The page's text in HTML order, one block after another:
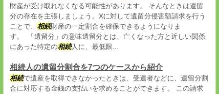
財産が受け取れなくなる可能性があります。 そんなときは遺留
分の存在を主張しましょう。Xに対して遺留分侵害額請求を行う
ことで、 相続財産の一定割合を確保できるようになりま
す。 「遺留分」の意味遺留分とは、亡くなった方と近しい関係
にあった特定の相続人に、最低限...
相続人の遺留分割合を7つのケースから紹介
相続で遺産を取得できなかったときは、受遺者などに、遺留分割
合に対応する金銭の支払いを求めることができます。 この請求